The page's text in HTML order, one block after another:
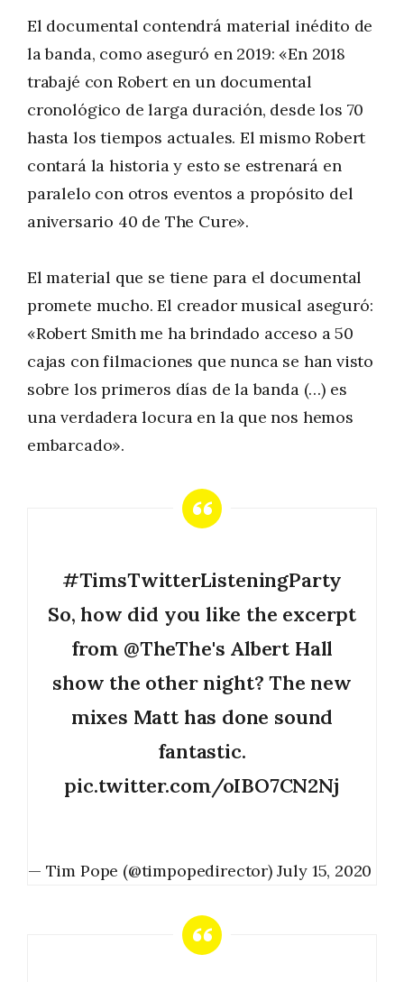
El documental contendrá material inédito de
la banda, como aseguró en 2019: «En 2018
trabajé con Robert en un documental
cronológico de larga duración, desde los 70
hasta los tiempos actuales. El mismo Robert
contará la historia y esto se estrenará en
paralelo con otros eventos a propósito del
aniversario 40 de The Cure».
El material que se tiene para el documental
promete mucho. El creador musical aseguró:
«Robert Smith me ha brindado acceso a 50
cajas con filmaciones que nunca se han visto
sobre los primeros días de la banda (…) es
una verdadera locura en la que nos hemos
embarcado».
#TimsTwitterListeningParty
So, how did you like the excerpt
from @TheThe's Albert Hall
show the other night? The new
mixes Matt has done sound
fantastic.
pic.twitter.com/oIBO7CN2Nj
— Tim Pope (@timpopedirector) July 15, 2020